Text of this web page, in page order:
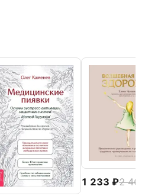
1 233
2 465